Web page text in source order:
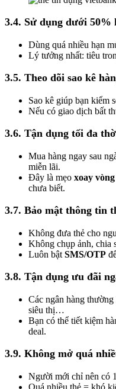
3.4. Sử dụng dưới 50%
Dùng quá nhiều hạn
Lý tưởng nhất: tiêu
3.5. Theo dõi sao kê
Sao kê giúp bạn kiểm
Nếu có giao dịch bất
3.6. Tận dụng tối đa
Mua hàng ngay sau
miễn lãi.
Đây là mẹo xoay
chưa biết.
3.7. Bảo mật thông tin
Không đưa thẻ cho
Không chụp ảnh, chia
Luôn bật SMS/OTP
3.8. Tận dụng ưu đãi
Các ngân hàng
siêu thị…
Bạn có thể tiết kiệm
deal.
3.9. Không mở quá
Người mới chỉ nên có
Quá nhiều thẻ = khó